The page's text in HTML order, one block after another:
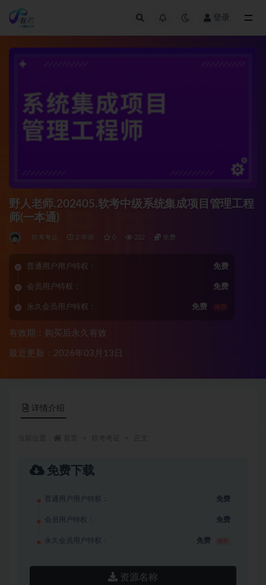
登录
野人老师.202405.软考中级系统集成项目管理工程
师(一本通)
软考考证 2 年前 0 222 免费
普通用户用户特权： 免费
会员用户特权： 免费
永久会员用户特权： 免费 推荐
有效期：购买后永久有效
最近更新：2026年03月13日
详情介绍
免费下载
普通用户用户特权： 免费
会员用户特权： 免费
永久会员用户特权： 免费
资源名称